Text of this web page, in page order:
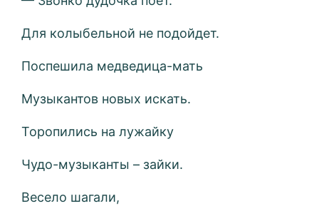
Для колыбельной не подойдет.
Поспешила медведица-мать
Музыкантов новых искать.
Торопились на лужайку
Чудо-музыканты – зайки.
Весело шагали,